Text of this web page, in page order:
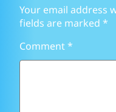
Your email address
fields are marked *
Comment*